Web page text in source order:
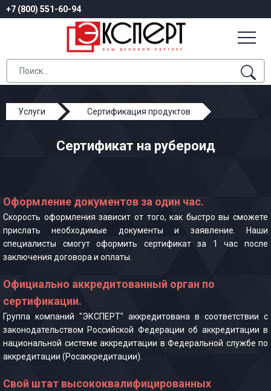
+7 (800) 551-60-94
Услуги
Сертификация продуктов
Сертификат на рубероид
Оформление документов за один час.
Скорость оформления зависит от того, как быстро вы сможете
прислать необходимые документы и заявление. Наши
специалисты смогут оформить сертификат за 1 час после
заключения договора и оплаты.
Официально аккредитованный орган по
сертификации.
Группа компаний "ЭКСПЕРТ" аккредитована в соответствии с
законодательством Российской Федерации об аккредитации в
национальной системе аккредитации в Федеральной службе по
аккредитации (Росаккредитации).
Свой штат высококвалифицированных